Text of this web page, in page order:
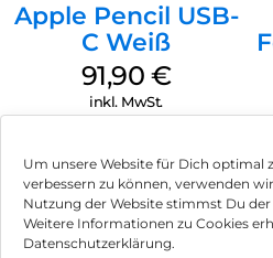
Um unsere Website für Dich optimal
verbessern zu können, verwenden
Nutzung der Website stimmst Du
Weitere Informationen zu Cookies
Datenschutzerklärung.
Apple Pencil USB-
C Weiß
91,90 €
inkl. MwSt.
Impressum